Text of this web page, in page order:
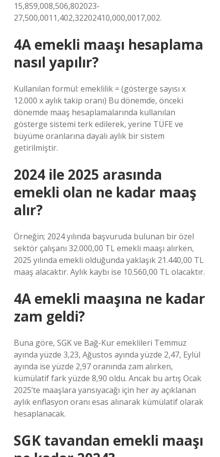
15,859,008,506,802023-
27,500,0011,402,32202410,000,0017,002.
4A emekli maaşı hesaplama
nasıl yapılır?
Kullanılan formül: emeklilik = (gösterge sayısı x
12.000 x aylık takip oranı) Bu dönemde, önceki
dönemde maaş hesaplamalarında kullanılan
gösterge sistemi terk edilerek, yerine TÜFE ve
büyüme oranlarına dayalı aylık bir sistem
getirilmiştir.
2024 ile 2025 arasında
emekli olan ne kadar maaş
alır?
Örneğin; 2024 yılında başvuruda bulunan bir özel
sektör çalışanı 32.000,00 TL emekli maaşı alırken,
2025 yılında emekli olduğunda yaklaşık 21.440,00 TL
maaş alacaktır. Aylık kaybı ise 10.560,00 TL olacaktır.
4A emekli maaşına ne kadar
zam geldi?
Buna göre, SGK ve Bağ-Kur emeklileri Temmuz
ayında yüzde 3,23, Ağustos ayında yüzde 2,47, Eylül
ayında ise yüzde 2,97 oranında zam alırken,
kümülatif fark yüzde 8,90 oldu. Ancak bu artış Ocak
2025’te maaşlara yansıyacağı için her ay açıklanan
aylık enflasyon oranı esas alınarak kümülatif olarak
hesaplanacak.
SGK tavandan emekli maaşı